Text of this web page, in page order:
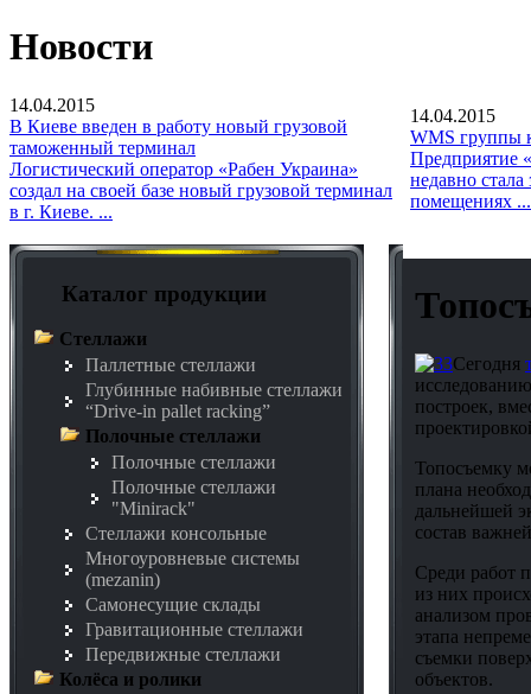
Новости
14.04.2015
В Киеве введен в работу новый грузовой
таможенный терминал
Логистический оператор «Рабен Украина»
создал на своей базе новый грузовой терминал
в г. Киеве. ...
14.04.2015
WMS группы
Предприятие
недавно
помещениях ...
Каталог продукции
Стеллажи
Паллетные стеллажи
Глубинные набивные стеллажи
“Drive-in pallet racking”
Полочные стеллажи
Полочные стеллажи
Полочные стеллажи
"Minirack"
Стеллажи консольные
Многоуровневые системы
(mezanin)
Самонесущие склады
Гравитационные стеллажи
Передвижные стеллажи
Колёса и ролики
Сегодня
построек,
Топосъемку
плана
дальнейшей
состав
Среди работ
из них
анализом
этапа
съемки
объектов.